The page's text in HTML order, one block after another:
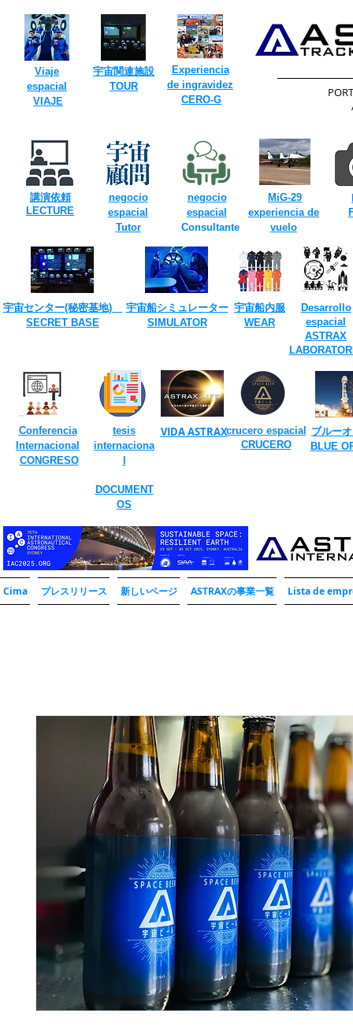
Viaje
espacial
VIAJE
​宇宙関連施設
TOUR​
Experiencia
de ingravidez
CERO-G
講演依頼
​LECTURE
negocio
espacial
Tutor
negocio
espacial
Consultante
MiG-29
experiencia de
vuelo
Desarrollo
espacial
ASTRAX
宇宙センター(​秘密基地)
SECRET ​BASE
宇宙船シミュレーター
​SIMULATOR
宇宙船内服
​WEAR
Conferencia
Internacional
CONGRESO
tesis
internaciona
DOCUMENT
OS
​crucero espacial
CRUCERO
VIDA ASTRAX
ブルー
​BLUE
Cima プレスリリース 新しいページ ASTRAXの事業一覧 Lista de